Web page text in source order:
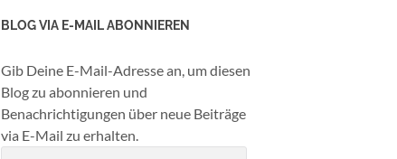
BLOG VIA E-MAIL ABONNIEREN
Gib Deine E-Mail-Adresse an, um diesen
Blog zu abonnieren und
Benachrichtigungen über neue Beiträge
via E-Mail zu erhalten.